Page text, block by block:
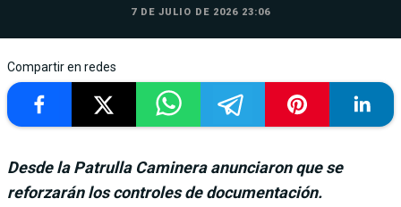
7 DE JULIO DE 2026 23:06
Compartir en redes
Desde la Patrulla Caminera anunciaron que se
reforzarán los controles de documentación.